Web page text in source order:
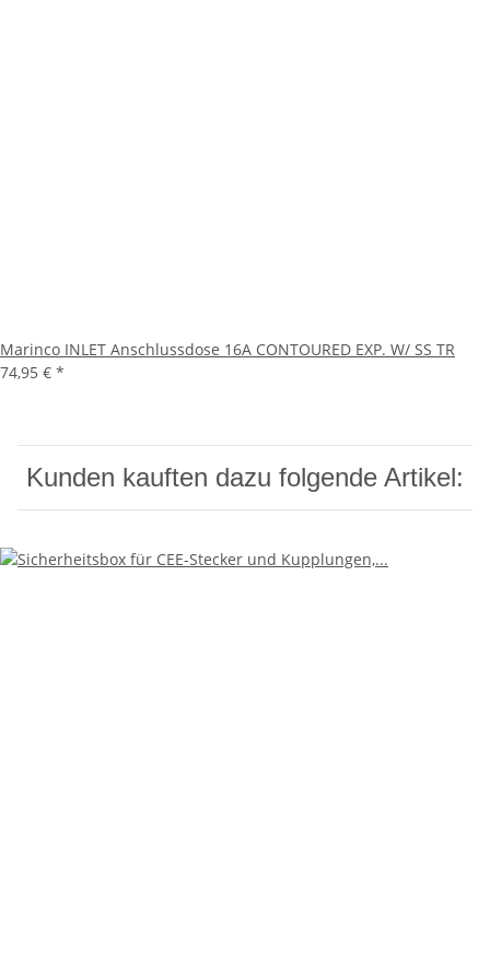
Marinco INLET Anschlussdose 16A CONTOURED EXP. W/ SS TR
74,95 € *
Kunden kauften dazu folgende Artikel: